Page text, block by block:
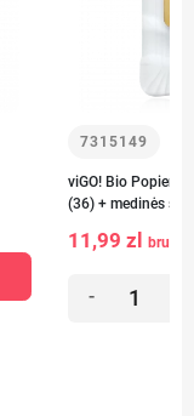
7315149
viGO! Bio
(36) + medinės
11,99 zl brutto
-